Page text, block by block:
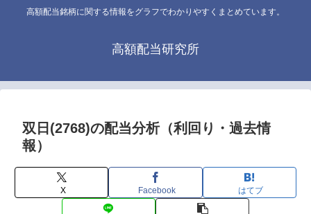
高額配当銘柄に関する情報をグラフでわかりやすくまとめています。
高額配当研究所
双日(2768)の配当分析（利回り・過去情
報）
X Facebook はてブ